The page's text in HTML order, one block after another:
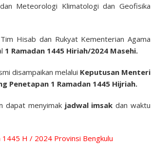
Meteorologi Klimatologi dan Geofisika
Hisab dan Rukyat Kementerian Agama
1 Ramadan 1445 Hiriah/2024 Masehi.
disampaikan melalui Keputusan Menteri
Penetapan 1 Ramadan 1445 Hijriah.
dapat menyimakjadwal imsak dan waktu
1445 H / 2024 Provinsi Bengkulu